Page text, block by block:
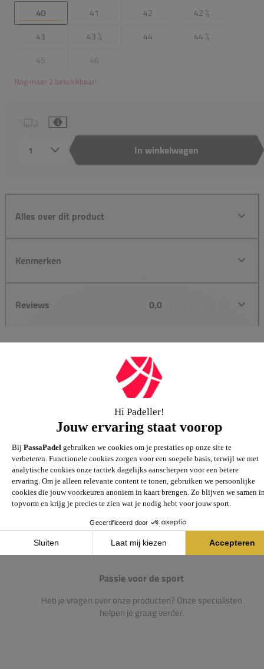
40 41 42
42 ½
43
43 ½ 44
44 ½
45
46
Nog maar 2 beschikbaar!
i
In winkelwagen
Alles over dit product
Kenmerken
Reviews 0,0
Groot assortiment
Gigantisch assortiment met meer dan 21.000+
artikelen
Passie voor de sport
Heb je vragen over onze producten? Onze specialisten
helpen je graag verder.